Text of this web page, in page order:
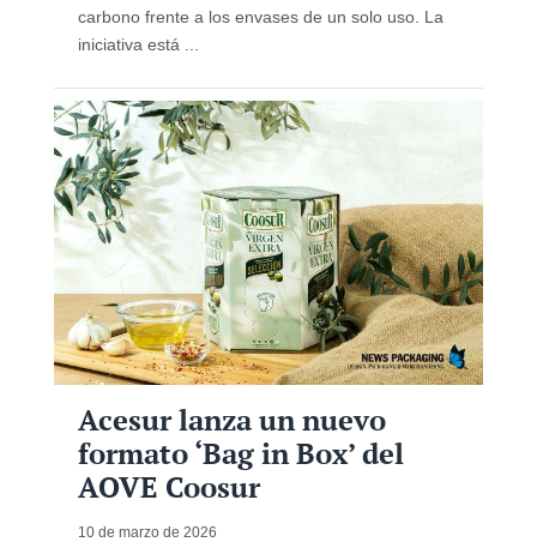
carbono frente a los envases de un solo uso. La
iniciativa está ...
Acesur lanza un nuevo
formato ‘Bag in Box’ del
AOVE Coosur
10 de marzo de 2026